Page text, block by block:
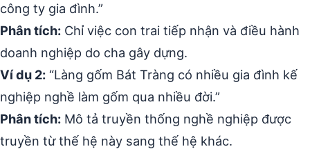
công ty gia đình.”
Phân tích: Chỉ việc con trai tiếp nhận và điều hành
doanh nghiệp do cha gây dựng.
Ví dụ 2: “Làng gốm Bát Tràng có nhiều gia đình kế
nghiệp nghề làm gốm qua nhiều đời.”
Phân tích: Mô tả truyền thống nghề nghiệp được
truyền từ thế hệ này sang thế hệ khác.